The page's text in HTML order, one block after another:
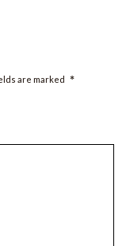
are marked *